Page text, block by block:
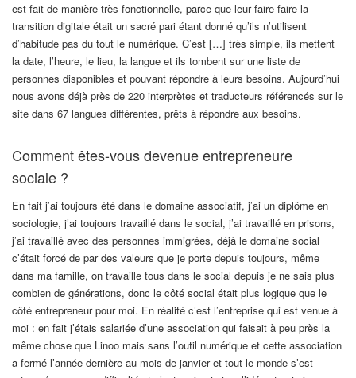
est fait de manière très fonctionnelle, parce que leur faire faire la
transition digitale était un sacré pari étant donné qu’ils n’utilisent
d’habitude pas du tout le numérique. C’est […] très simple, ils mettent
la date, l’heure, le lieu, la langue et ils tombent sur une liste de
personnes disponibles et pouvant répondre à leurs besoins. Aujourd’hui
nous avons déjà près de 220 interprètes et traducteurs référencés sur le
site dans 67 langues différentes, prêts à répondre aux besoins.
Comment êtes-vous devenue entrepreneure
sociale ?
En fait j’ai toujours été dans le domaine associatif, j’ai un diplôme en
sociologie, j’ai toujours travaillé dans le social, j’ai travaillé en prisons,
j’ai travaillé avec des personnes immigrées, déjà le domaine social
c’était forcé de par des valeurs que je porte depuis toujours, même
dans ma famille, on travaille tous dans le social depuis je ne sais plus
combien de générations, donc le côté social était plus logique que le
côté entrepreneur pour moi. En réalité c’est l’entreprise qui est venue à
moi : en fait j’étais salariée d’une association qui faisait à peu près la
même chose que Linoo mais sans l’outil numérique et cette association
a fermé l’année dernière au mois de janvier et tout le monde s’est